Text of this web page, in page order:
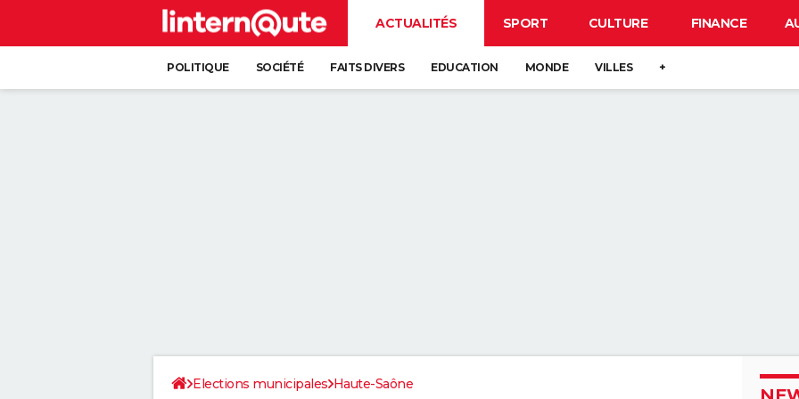
ACTUALITÉS SPORT CULTURE FINANCE
POLITIQUE SOCIÉTÉ FAITS DIVERS EDUCATION MONDE VILLES +
Elections municipales Haute-Saône